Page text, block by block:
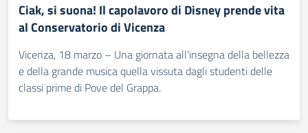
Ciak, si suona! Il capolavoro di Disney prende vita
al Conservatorio di Vicenza
Vicenza, 18 marzo – Una giornata all'insegna della bellezza
e della grande musica quella vissuta dagli studenti delle
classi prime di Pove del Grappa.